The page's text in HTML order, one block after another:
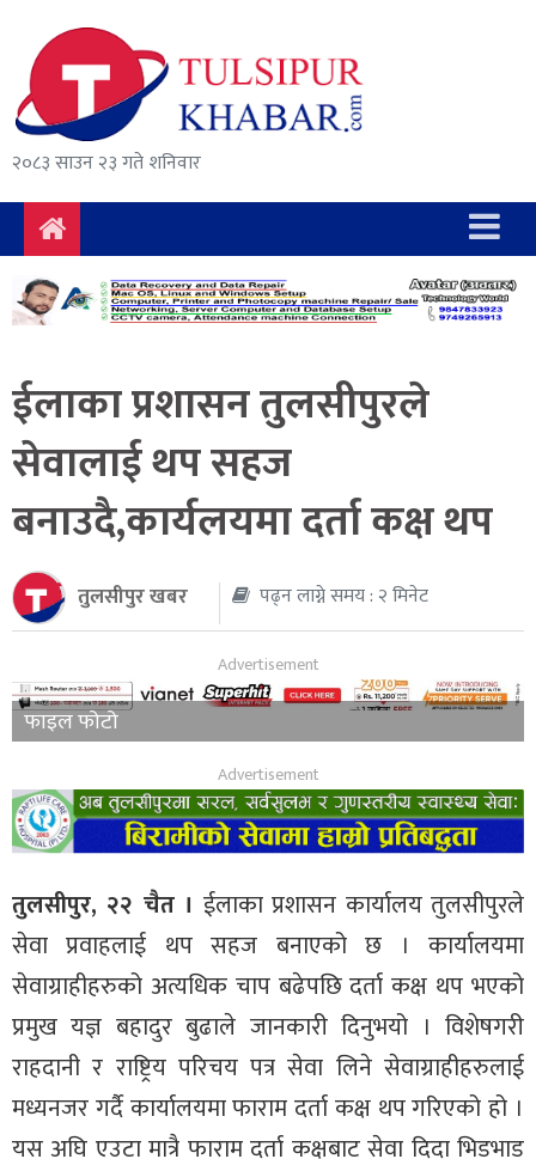
२०८३ साउन २३ गते शनिवार
समाचार
राजनीति
सुरक्षा/
अपराध
दुर्घटना
विचार
अर्थ
संवाद
मनोरञ्जन
थप
ईलाका प्रशासन तुलसीपुरले
सेवालाई थप सहज
बनाउदै,कार्यलयमा दर्ता कक्ष थप
तुलसीपुर खबर पढ्न लाग्ने समय : २ मिनेट
फाइल फोटो
तुलसीपुर, २२ चैत । ईलाका प्रशासन कार्यालय तुलसीपुरले
सेवा प्रवाहलाई थप सहज बनाएको छ । कार्यालयमा
सेवाग्राहीहरुको अत्यधिक चाप बढेपछि दर्ता कक्ष थप भएको
प्रमुख यज्ञ बहादुर बुढाले जानकारी दिनुभयो । विशेषगरी
राहदानी र राष्ट्रिय परिचय पत्र सेवा लिने सेवाग्राहीहरुलाई
मध्यनजर गर्दै कार्यालयमा फाराम दर्ता कक्ष थप गरिएको हो ।
यस अघि एउटा मात्रै फाराम दर्ता कक्षबाट सेवा दिदा भिडभाड